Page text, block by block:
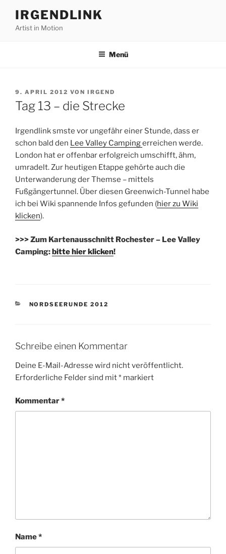
Inhalt
springen
IRGENDLINK
Artist in Motion
Menü
VERÖFFENTLICHT
AM
9. APRIL 2012 VON IRGEND
Tag 13 – die Strecke
Irgendlink smste vor ungefähr einer Stunde, dass er
schon bald den Lee Valley Campingerreichen werde.
London hat er offenbar erfolgreich umschifft, ähm,
umradelt. Zur heutigen Etappe gehörte auch die
Unterwanderung der Themse – mittels
Fußgängertunnel. Über diesen Greenwich-Tunnel habe
ich bei Wiki spannende Infos gefunden (hier zu Wiki
klicken).
>>> Zum Kartenausschnitt Rochester – Lee Valley
Camping:bitte hier klicken!
KATEGORIEN
NORDSEERUNDE 2012
Schreibe einen Kommentar
Deine E-Mail-Adresse wird nicht veröffentlicht.
Erforderliche Felder sind mit* markiert
Kommentar*
Name*